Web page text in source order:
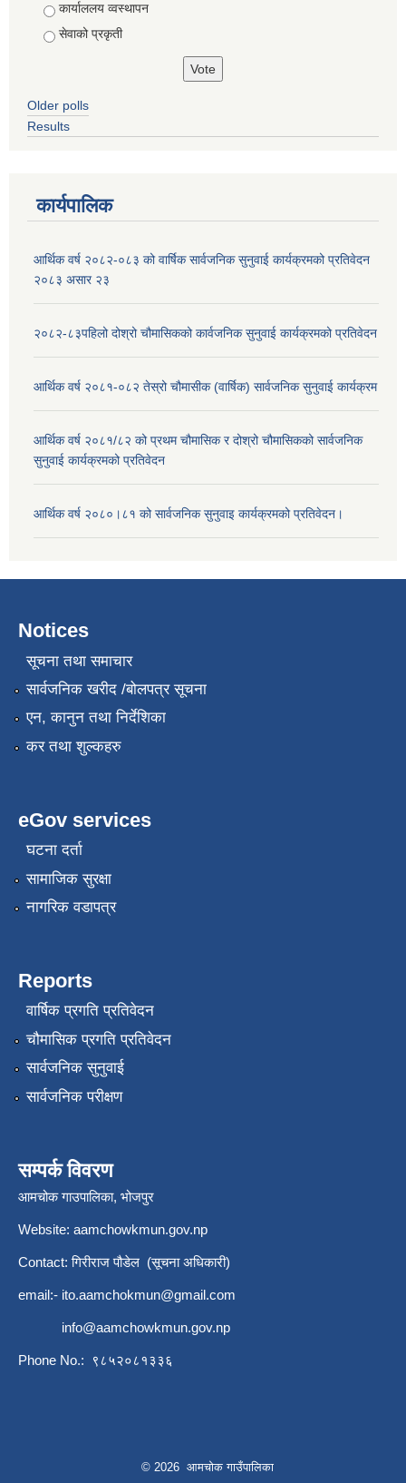
कार्याललय व्वस्थापन
सेवाको प्रकृती
Older polls
Results
कार्यपालिक
आर्थिक वर्ष २०८२-०८३ को वार्षिक सार्वजनिक सुनुवाई कार्यक्रमको प्रतिवेदन
२०८३ असार २३
२०८२-८३पहिलो दोश्रो चौमासिकको कार्वजनिक सुनुवाई कार्यक्रमको प्रतिवेदन
आर्थिक वर्ष २०८१-०८२ तेस्रो चौमासीक (वार्षिक) सार्वजनिक सुनुवाई कार्यक्रम
आर्थिक वर्ष २०८१/८२ को प्रथम चौमासिक र दोश्रो चौमासिकको सार्वजनिक
सुनुवाई कार्यक्रमको प्रतिवेदन
आर्थिक वर्ष २०८०।८१ को सार्वजनिक सुनुवाइ कार्यक्रमको प्रतिवेदन।
Notices
सूचना तथा समाचार
सार्वजनिक खरीद /बोलपत्र सूचना
एन, कानुन तथा निर्देशिका
कर तथा शुल्कहरु
eGov services
घटना दर्ता
सामाजिक सुरक्षा
नागरिक वडापत्र
Reports
वार्षिक प्रगति प्रतिवेदन
चौमासिक प्रगति प्रतिवेदन
सार्वजनिक सुनुवाई
सार्वजनिक परीक्षण
सम्पर्क विवरण
आमचोक गाउपालिका, भोजपुर
Website: aamchowkmun.gov.np
Contact: गिरीराज पौडेल (सूचना अधिकारी)
email:- ito.aamchokmun@gmail.com
info@aamchowkmun.gov.np
Phone No.: ९८५२०८१३३६
© 2026 आमचोक गाउँपालिका